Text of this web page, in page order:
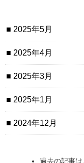
2025年5月
2025年4月
2025年3月
2025年1月
2024年12月
過去の記事は